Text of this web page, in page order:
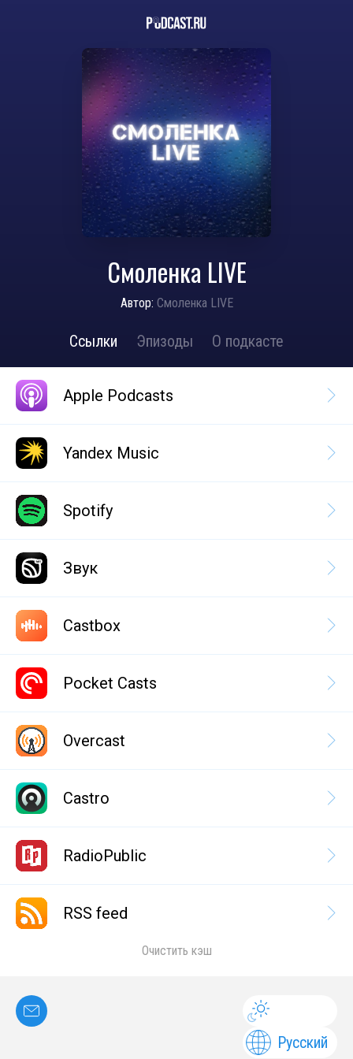
Смоленка LIVE
Автор: Смоленка LIVE
Ссылки Эпизоды О подкасте
Apple Podcasts
Yandex Music
Spotify
Звук
Castbox
Pocket Casts
Overcast
Castro
RadioPublic
RSS feed
Очистить кэш
Русский